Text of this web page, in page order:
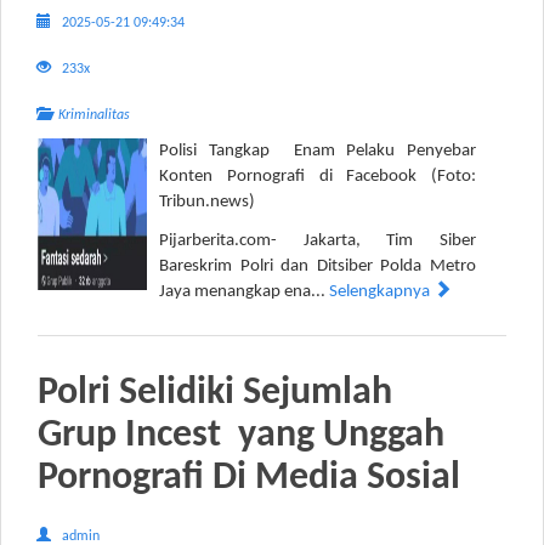
2025-05-21 09:49:34
233x
Kriminalitas
Polisi Tangkap Enam Pelaku Penyebar
Konten Pornografi di Facebook (Foto:
Tribun.news)
Pijarberita.com- Jakarta, Tim Siber
Bareskrim Polri dan Ditsiber Polda Metro
Jaya menangkap ena...Selengkapnya
Polri Selidiki Sejumlah
Grup Incest yang Unggah
Pornografi Di Media Sosial
admin